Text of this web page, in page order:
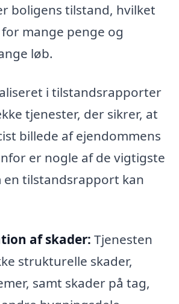
boligens tilstand, hvilket
mange penge og
løb.
i tilstandsrapporter
tjenester, der sikrer, at
billede af ejendommens
er nogle af de vigtigste
en tilstandsrapport kan
af skader: Tjenesten
strukturelle skader,
samt skader på tag,